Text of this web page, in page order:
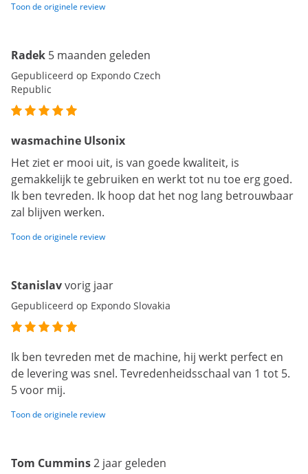
Toon de originele review
Radek 5 maanden geleden
Gepubliceerd op Expondo Czech
Republic
wasmachine Ulsonix
Het ziet er mooi uit, is van goede kwaliteit, is
gemakkelijk te gebruiken en werkt tot nu toe erg goed.
Ik ben tevreden. Ik hoop dat het nog lang betrouwbaar
zal blijven werken.
Toon de originele review
Stanislavvorig jaar
Gepubliceerd op Expondo Slovakia
Ik ben tevreden met de machine, hij werkt perfect en
de levering was snel. Tevredenheidsschaal van 1 tot 5.
5 voor mij.
Toon de originele review
Tom Cummins2 jaar geleden